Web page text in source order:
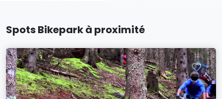
Spots Bikepark à proximité